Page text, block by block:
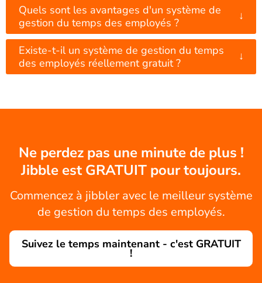
Quels sont les avantages d'un système de
gestion du temps des employés ?
↓
Existe-t-il un système de gestion du temps
des employés réellement gratuit ?
↓
Ne perdez pas une minute de plus !
Jibble est GRATUIT pour toujours.
Commencez à jibbler avec le meilleur système
de gestion du temps des employés.
Suivez le temps maintenant - c'est GRATUIT
!